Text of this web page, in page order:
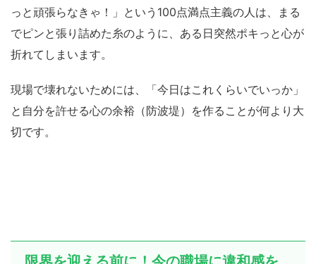
っと頑張らなきゃ！」という100点満点主義の人は、まる
でピンと張り詰めた糸のように、ある日突然ポキっと心が
折れてしまいます。
現場で壊れないためには、「今日はこれくらいでいっか」
と自分を許せる心の余裕（防波堤）を作ることが何より大
切です。